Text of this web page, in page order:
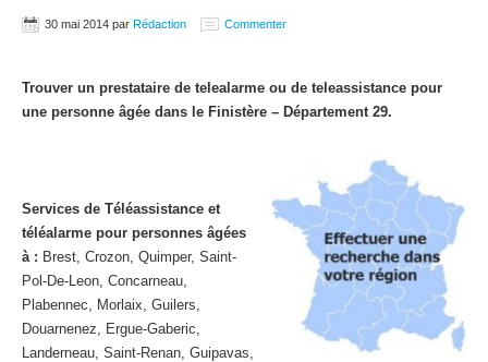
30 mai 2014 par Rédaction Commenter
Trouver un prestataire de telealarme ou de teleassistance pour
une personne âgée dans le Finistère – Département 29.
Services de Téléassistance et
téléalarme pour personnes âgées
à : Brest, Crozon, Quimper, Saint-
Pol-De-Leon, Concarneau,
Plabennec, Morlaix, Guilers,
Douarnenez, Ergue-Gaberic,
Landerneau, Saint-Renan, Guipavas,